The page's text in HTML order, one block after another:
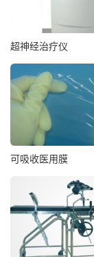
超神经治疗仪
可吸收医用膜